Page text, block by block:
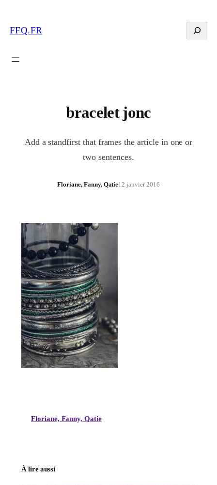
FFQ.FR Search
bracelet jonc
Add a standfirst that frames the article in one or
two sentences.
Floriane, Fanny, Qatie12 janvier 2016
Floriane, Fanny, Qatie
À lire aussi